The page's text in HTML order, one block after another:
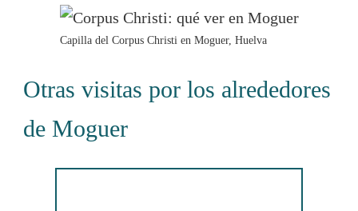
Capilla del Corpus Christi en Moguer, Huelva
Otras visitas por los alrededores
de Moguer